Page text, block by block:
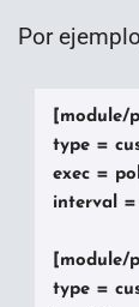
Por
[module/
type =
exec =
interval =
[module/
type =